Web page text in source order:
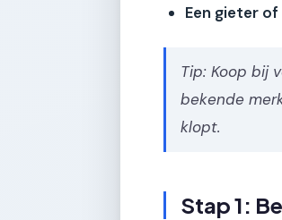
Een gieter
Tip: Koop bij
bekende
klopt.
Stap 1: